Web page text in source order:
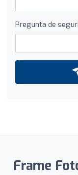
Pregunta de
Frame